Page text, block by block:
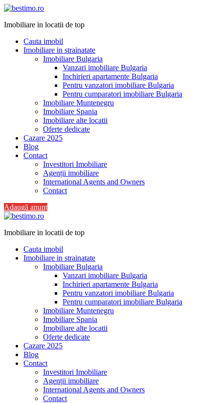
Imobiliare in locatii de top
Cauta imobil
Imobiliare in strainatate
Imobiliare Bulgaria
Vanzari imobiliare Bulgaria
Inchirieri apartamente Bulgaria
Pentru vanzatori imobiliare Bulgaria
Pentru cumparatori imobiliare Bulgaria
Imobiliare Muntenegru
Imobiliare Spania
Imobiliare alte locatii
Oferte dedicate
Cazare 2025
Blog
Contact
Investitori Imobiliare
Agenții imobiliare
International Agents and Owners
Contact
Adaugă anunț
Imobiliare in locatii de top
Cauta imobil
Imobiliare in strainatate
Imobiliare Bulgaria
Vanzari imobiliare Bulgaria
Inchirieri apartamente Bulgaria
Pentru vanzatori imobiliare Bulgaria
Pentru cumparatori imobiliare Bulgaria
Imobiliare Muntenegru
Imobiliare Spania
Imobiliare alte locatii
Oferte dedicate
Cazare 2025
Blog
Contact
Investitori Imobiliare
Agenții imobiliare
International Agents and Owners
Contact